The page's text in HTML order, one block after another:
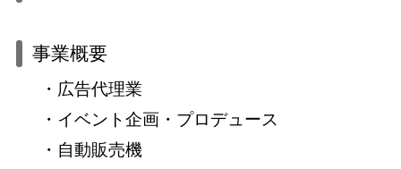
事業概要
広告代理業
イベント企画・プロデュース
自動販売機